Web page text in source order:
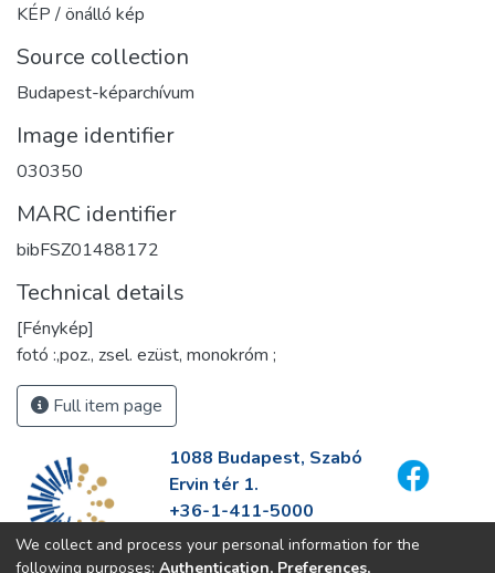
KÉP / önálló kép
Source collection
Budapest-képarchívum
Image identifier
030350
MARC identifier
bibFSZ01488172
Technical details
[Fénykép]
fotó :,poz., zsel. ezüst, monokróm ;
Full item page
1088 Budapest, Szabó
Ervin tér 1.
+36-1-411-5000
info@fszek.hu
https://fszek.hu
We collect and process your personal information for the
following purposes: Authentication, Preferences,